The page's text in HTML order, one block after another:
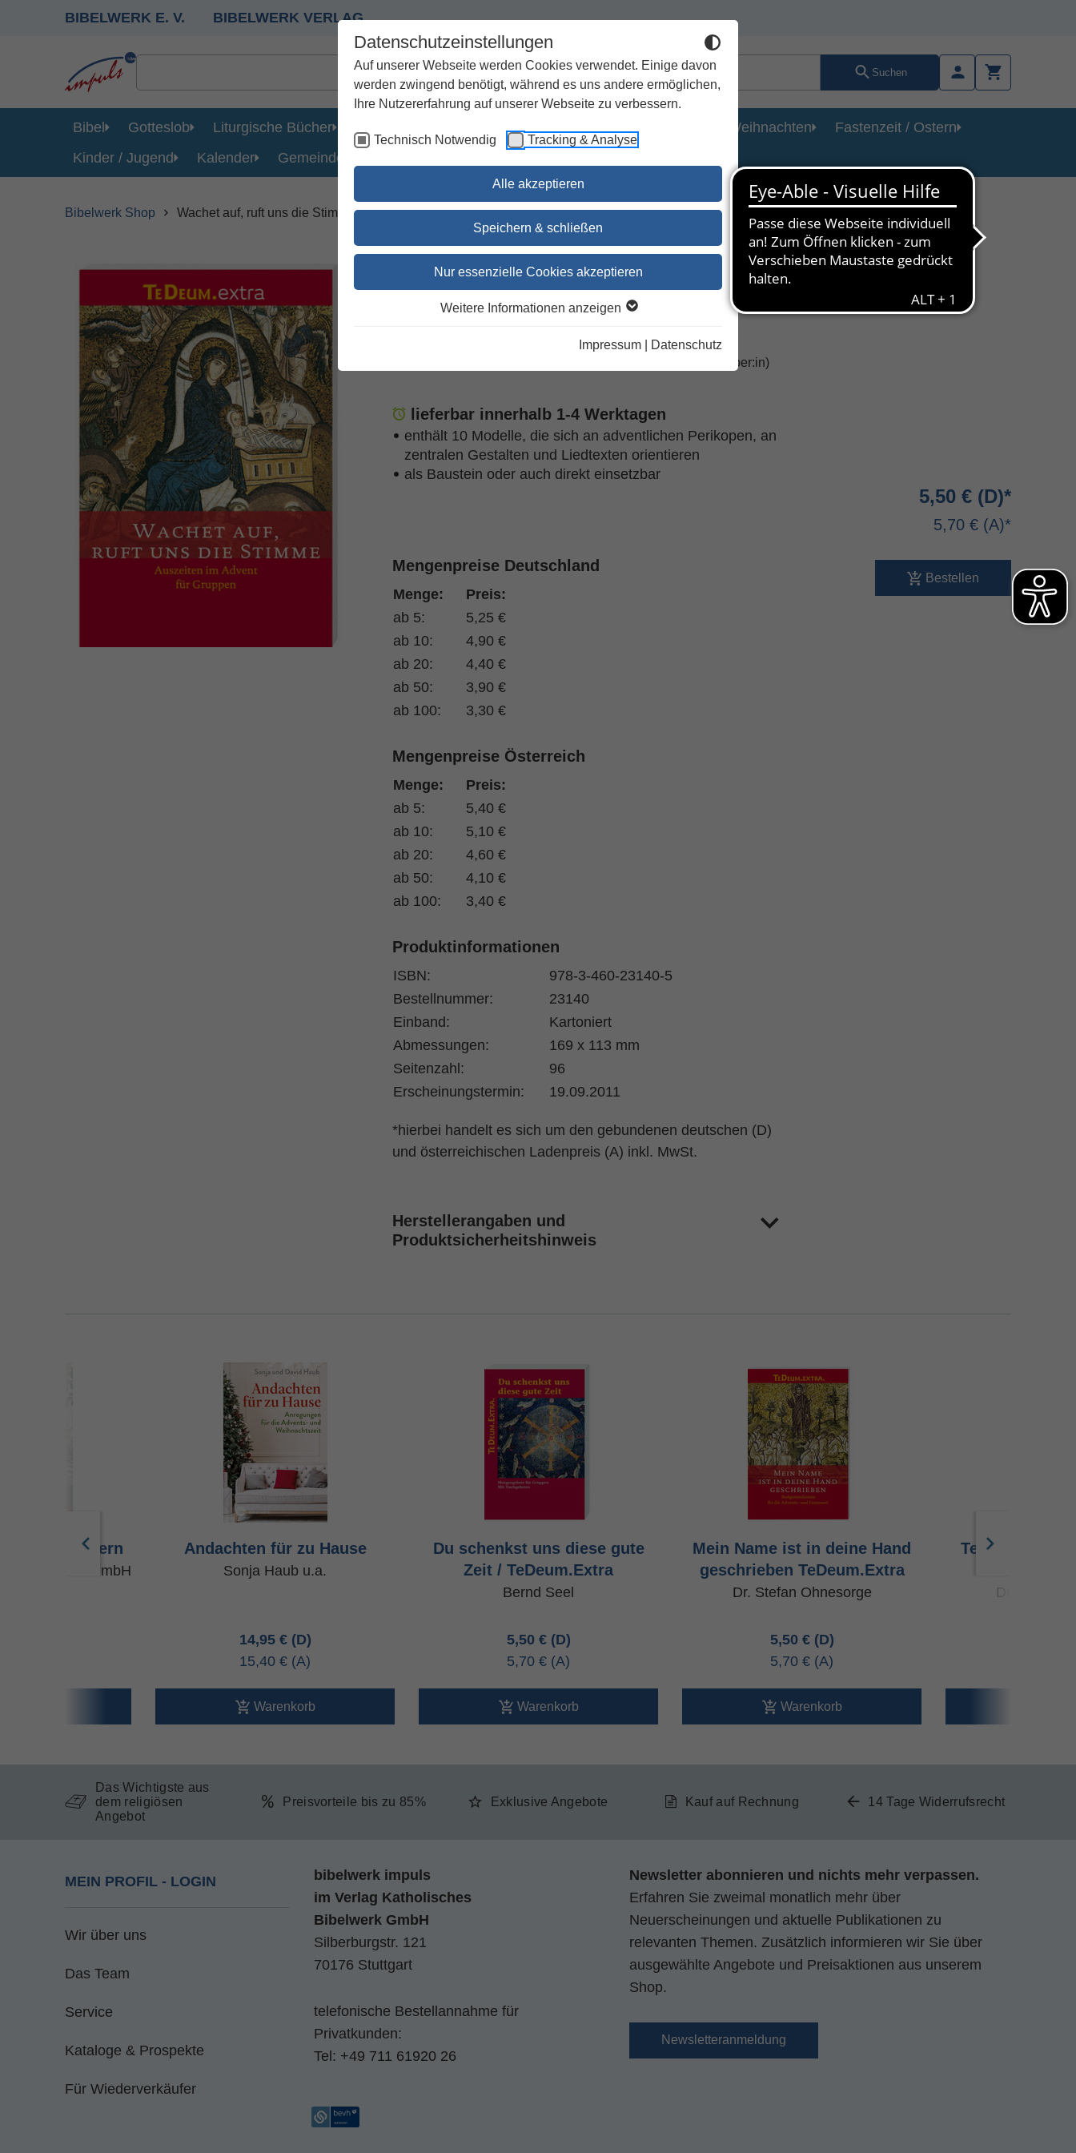
Datenschutzeinstellungen
Auf unserer Webseite werden Cookies verwendet. Einige davon
werden zwingend benötigt, während es uns andere ermöglichen,
Ihre Nutzererfahrung auf unserer Webseite zu verbessern.
Technisch Notwendig Tracking & Analyse
Alle akzeptieren
Speichern & schließen
Nur essenzielle Cookies akzeptieren
Weitere Informationen anzeigen
Impressum Datenschutz
BIBELWERK E. V. BIBELWERK VERLAG
Suchen
Bibel Gotteslob Liturgische Bücher Geschenke Kirchenjahr / Lebensweg Weihnachten
Fastenzeit / Ostern
Kinder / Jugend
Kalender Gemeinde
Bibelwerk Shop Wachet auf, ruft uns die Stimme / TeDeum.extra
Wachet auf, ruft uns die
Stimme / TeDeum.extra
(Herausgeber:in)
lieferbar innerhalb 1-4 Werktagen
enthält 10 Modelle, die sich an adventlichen Perikopen, an
zentralen Gestalten und Liedtexten orientieren
als Baustein oder auch direkt einsetzbar
5,50 €
5,70 €
Bestellen
Mengenpreise Deutschland
Menge:
Preis:
ab 5:
5,25 €
ab 10:
4,90 €
ab 20:
4,40 €
ab 50:
3,90 €
ab 100:
3,30 €
Mengenpreise Österreich
Menge:
Preis:
ab 5:
5,40 €
ab 10:
5,10 €
ab 20:
4,60 €
ab 50:
4,10 €
ab 100:
3,40 €
Produktinformationen
ISBN:
978-3-460-23140-5
Bestellnummer:
23140
Einband:
Kartoniert
Abmessungen:
169 x 113 mm
Seitenzahl:
96
Erscheinungstermin:
19.09.2011
*hierbei handelt es sich um den gebundenen deutschen (D)
und österreichischen Ladenpreis (A) inkl. MwSt.
Herstellerangaben und
Produktsicherheitshinweis
Hause feiern
Bibelwerk GmbH
Andachten für zu Hause
Sonja Haub u.a.
14,95 €
15,40 €
Warenkorb
Du schenkst uns diese gute
Zeit / TeDeum.Extra
Bernd Seel
5,50 €
5,70 €
Warenkorb
Mein Name ist in deine Hand
geschrieben TeDeum.Extra
Dr. Stefan Ohnesorge
5,50 €
5,70 €
Warenkorb
Te
Dr. Stefan
Das Wichtigste aus
dem religiösen
Angebot
Preisvorteile bis zu 85% Exklusive Angebote Kauf auf Rechnung 14 Tage Widerrufsrecht
MEIN PROFIL - LOGIN
Wir über uns
Das Team
Service
Kataloge & Prospekte
Für Wiederverkäufer
bibelwerk impuls
im Verlag Katholisches
Bibelwerk GmbH
Silberburgstr. 121
70176 Stuttgart
telefonische Bestellannahme für
Privatkunden:
Tel: +49 711 61920 26
Newsletter abonnieren und nichts mehr verpassen.
Erfahren Sie zweimal monatlich mehr über
Neuerscheinungen und aktuelle Publikationen zu
relevanten Themen. Zusätzlich informieren wir Sie über
ausgewählte Angebote und Preisaktionen aus unserem
Shop.
Newsletteranmeldung